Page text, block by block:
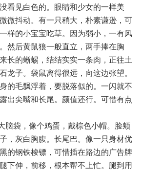
看见白色的。眼睛和少女的一样美
微抖动。有一只稍大，朴素谦逊，可
样的小宝宝吃草。因为弱小，一有风
然后黄鼠狼一般直立，两手捧在胸
长的蜥蜴，结结实实一条肉，正往土
龙子。袋鼠离得很远，向这边张望。
的毛飘浮着，要脱落似的。一闪就不
出尖嘴和长尾。颜值还行。可惜有点
袋，像个鸡蛋，戴棕色小帽。脸颊
，灰白胸腹。长尾巴。像一只身材优
的钢铁梭镖，可惜插在路边的广告牌
下伸，前移，根本帮不上忙。腿到用